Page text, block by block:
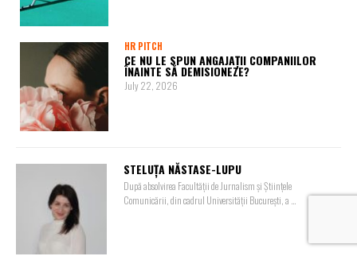
HR PITCH
CE NU LE SPUN ANGAJAȚII COMPANIILOR
ÎNAINTE SĂ DEMISIONEZE?
July 22, 2026
STELUȚA NĂSTASE-LUPU
După absolvirea Facultății de Jurnalism și Științele
Comunicării, din cadrul Universității București, a ...